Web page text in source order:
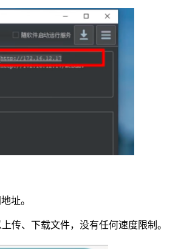
址。
传、下载文件，没有任何速度限制。